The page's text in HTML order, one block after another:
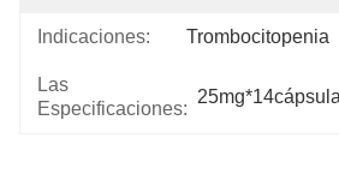
Indicaciones: Trombocitopenia
Las
Especificaciones: